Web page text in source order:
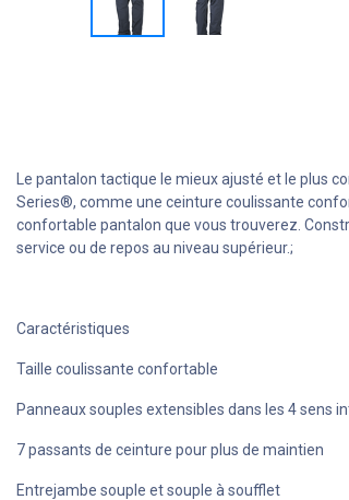
Le pantalon tactique le mieux ajusté et le plus
Series®, comme une ceinture coulissante
confortable pantalon que vous trouverez.
service ou de repos au niveau supérieur.;
Caractéristiques
Taille coulissante confortable
Panneaux souples extensibles dans les 4 sens
7 passants de ceinture pour plus de maintien
Entrejambe souple et souple à soufflet